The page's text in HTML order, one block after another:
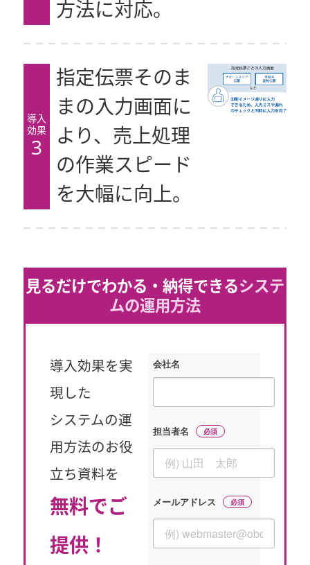
方法に対応。
導入
効果
3
指定伝票そのま
まの入力画面に
より、売上処理
の作業スピード
を大幅に向上。
見るだけでわかる・納得できるシステ
ムの運用方法
導入効果を実
現した
システムの運
用方法のお役
立ち資料を
無料でご
提供！
会社名
担当者名
メールアドレス